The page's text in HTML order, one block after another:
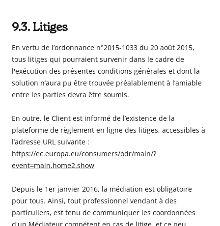
9.3. Litiges
En vertu de l’ordonnance n°2015-1033 du 20 août 2015,
tous litiges qui pourraient survenir dans le cadre de
l'exécution des présentes conditions générales et dont la
solution n’aura pu être trouvée préalablement à l’amiable
entre les parties devra être soumis.
En outre, le Client est informé de l’existence de la
plateforme de règlement en ligne des litiges, accessibles à
l’adresse URL suivante :
https://ec.europa.eu/consumers/odr/main/?
event=main.home2.show
Depuis le 1er janvier 2016, la médiation est obligatoire
pour tous. Ainsi, tout professionnel vendant à des
particuliers, est tenu de communiquer les coordonnées